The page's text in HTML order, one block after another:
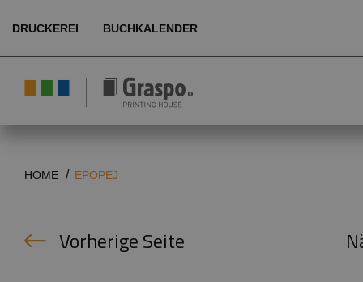
DRUCKEREI BUCHKALENDER
Umwelt
HOME EPOPEJ
Vorherige Seite